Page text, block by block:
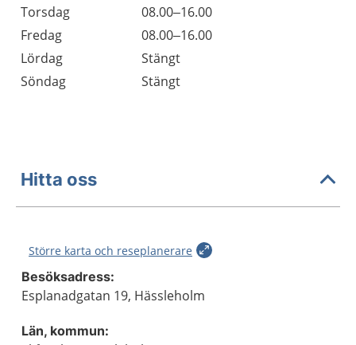
Torsdag
08.00–16.00
Fredag
08.00–16.00
Lördag
Stängt
Söndag
Stängt
Hitta oss
Större karta och reseplanerare
Besöksadress:
Esplanadgatan 19, Hässleholm
Län, kommun: